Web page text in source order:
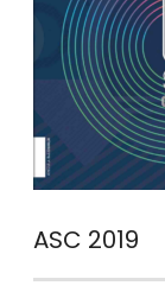
ASC 2019